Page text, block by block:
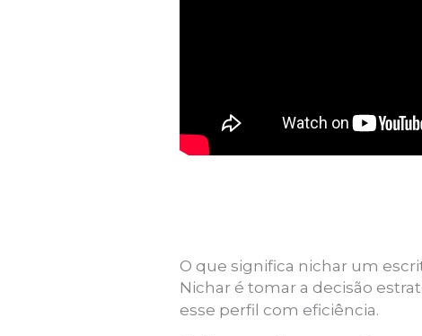
O que significa nichar um
Nichar é tomar a decisão
esse perfil com eficiência.